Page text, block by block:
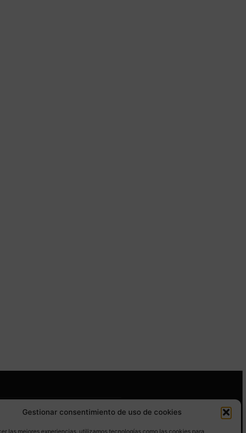
Gestionar consentimiento de uso de cookies
las mejores experiencias, utilizamos tecnologías como las cookies para
SÍGUENOS EN REDES SOCIALES